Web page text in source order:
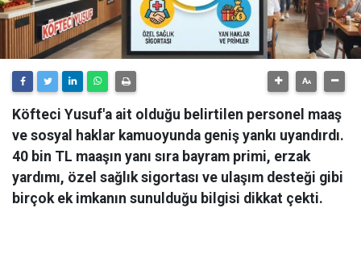
Köfteci Yusuf'a ait olduğu belirtilen personel maaş
ve sosyal haklar kamuoyunda geniş yankı uyandırdı.
40 bin TL maaşın yanı sıra bayram primi, erzak
yardımı, özel sağlık sigortası ve ulaşım desteği gibi
birçok ek imkanın sunulduğu bilgisi dikkat çekti.